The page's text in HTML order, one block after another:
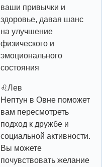
ваши привычки и
здоровье, давая шанс
на улучшение
физического и
эмоционального
состояния
♌️Лев
Нептун в Овне поможет
вам пересмотреть
подход к дружбе и
социальной активности.
Вы можете
почувствовать желание